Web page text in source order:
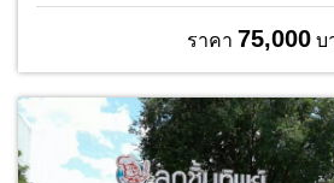
ราคา 75,000 บ